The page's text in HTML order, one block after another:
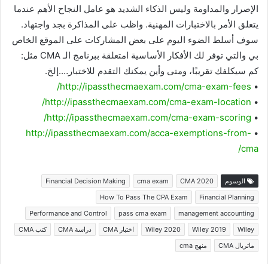
الإصرار والمداومة وليس الذكاء الشديد هو عامل النجاح الأهم عندما
يتعلق الأمر بالاختبارات المهنية. واظب على المذاكرة بجد واجتهاد.
سوف أسلط الضوء اليوم على بعض المشاركات على الموقع الخاص
بي والتي توفر لك الأفكار الأساسية امتعلقة ببرنامج الـ CMA مثل:
كم سيكلفك تقريبًا، ومتى وأين يمكنك التقدم للاختبار….إلخ.
•
http://ipassthecmaexam.com/cma-exam-fees/
•
http://ipassthecmaexam.com/cma-exam-location/
•
http://ipassthecmaexam.com/cma-exam-scoring/
•
http://ipassthecmaexam.com/acca-exemptions-from-
cma/
الوسوم CMA 2020
cma exam
Financial Decision Making
Financial Planning
How To Pass The CPA Exam
management accounting
pass cma exam
Performance and Control
Wiley
Wiley 2019
Wiley 2020 اختبار CMA دراسة CMA
كتب CMA
ماتريال CMA
منهج cma